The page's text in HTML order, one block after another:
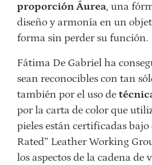
proporción Áurea, una
diseño y armonía en un
forma sin perder su función.
Fátima De Gabriel ha
sean reconocibles con tan
también por el uso de
por la carta de color que
pieles están certificadas bajo
Rated” Leather Working
los aspectos de la cadena de